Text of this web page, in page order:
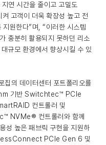
연 시간을 줄이고 고밀도
고객이 더욱 확장성 높고 전
원한다”며, “이러한 시스템
충분히 활용되지 못하던 리소
규모 환경에서 향상시킬 수 있
의 데이터센터 포트폴리오를
기반 Switchtec™ PCIe
컨트롤러 및
NVMe® 컨트롤러와 함께
성 높은 패브릭 구현을 지원하
PCIe Gen 6 및